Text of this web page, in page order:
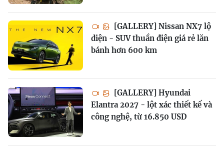
[GALLERY] Nissan NX7 lộ
diện - SUV thuần điện giá rẻ lăn
bánh hơn 600 km
[GALLERY] Hyundai
Elantra 2027 - lột xác thiết kế và
công nghệ, từ 16.850 USD